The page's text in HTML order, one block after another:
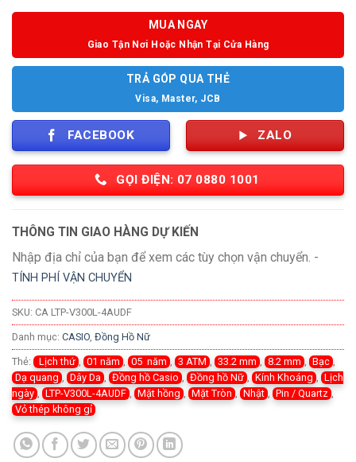
MUA NGAY
Giao Tận Nơi Hoặc Nhận Tại Cửa Hàng
TRẢ GÓP QUA THẺ
Visa, Master, JCB
FACEBOOK ZALO
GỌI ĐIỆN: 07 0880 1001
THÔNG TIN GIAO HÀNG DỰ KIẾN
Nhập địa chỉ của bạn để xem các tùy chọn vận chuyển. -
TÍNH PHÍ VẬN CHUYỂN
SKU: CA LTP-V300L-4AUDF
Danh mục: CASIO, Đồng Hồ Nữ
Thẻ: Lịch thứ , 01 năm , 05 năm , 3 ATM , 33.2 mm , 8.2 mm , Bạc ,
Dạ quang , Dây Da , Đồng hồ Casio , Đồng hồ Nữ , Kính Khoáng , Lịch
ngày , LTP-V300L-4AUDF , Mặt hồng , Mặt Tròn , Nhật , Pin / Quartz ,
Vỏ thép không gỉ